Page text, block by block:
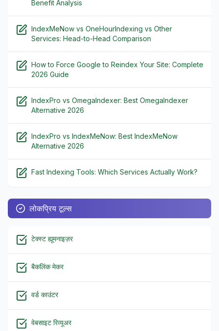
Benefit Analysis
IndexMeNow vs OneHourIndexing vs Other
Services: Head-to-Head Comparison
How to Force Google to Reindex Your Site: Complete
2026 Guide
IndexPro vs OmegaIndexer: Best OmegaIndexer
Alternative 2026
IndexPro vs IndexMeNow: Best IndexMeNow
Alternative 2026
Fast Indexing Tools: Which Services Actually Work?
लोकप्रिय टूल्स
टेक्स्ट ह्यूमनाइज़र
बैकलिंक मेकर
वर्ड काउंटर
वेबसाइट रिव्यूअर